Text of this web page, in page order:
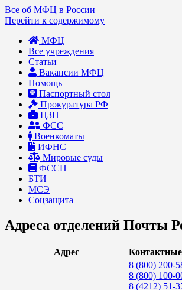
Все об МФЦ в России
Перейти к содержимому
МФЦ
Все учреждения
Статьи
Вакансии МФЦ
Помощь
Паспортный стол
Прокуратура РФ
ЦЗН
ФСС
Военкоматы
ИФНС
Мировые суды
ФССП
БТИ
МСЭ
Соцзащита
Адреса отделений Почты
Адрес
8 (800) 200-
8 (800) 100-
8 (4212) 51-